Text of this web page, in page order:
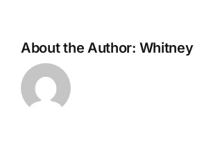
About the Author: Whitney